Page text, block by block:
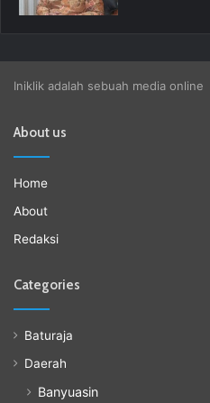
Iniklik adalah sebuah media online
About us
Home
About
Redaksi
Categories
Baturaja
Daerah
Banyuasin